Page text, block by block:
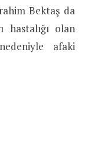
Bektaş da
hastalığı olan
afaki